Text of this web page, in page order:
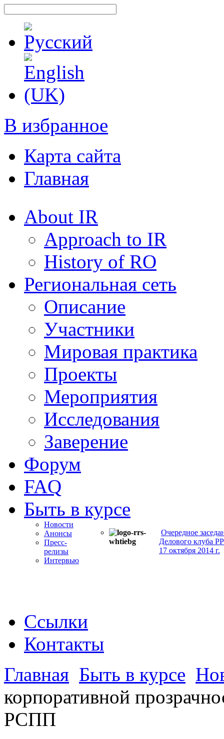
В избранное
Карта сайта
Главная
About IR
Approach to IR
History of RO
Региональная сеть
Описание
Участники
Мировая практика
Проекты
Мероприятия
Исследования
Заверение
Форум
FAQ
Быть в курсе
Новости
Анонсы
Пресс-
релизы
Интервью
Очередное
Делового клуба
17 октября 2014 г.
Ссылки
Контакты
Главная Быть в курсе
корпоративной
РСПП